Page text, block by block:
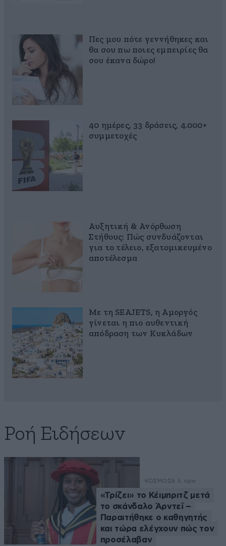
Πες μου πότε γεννήθηκες και
θα σου πω ποιες εμπειρίες θα
σου έκανα δώρο!
40 ημέρες, 33 δράσεις, 4.000+
συμμετοχές
Αυξητική & Ανόρθωση
Στήθους: Πώς συνδυάζονται
για το τέλειο, εξατομικευμένο
αποτέλεσμα
Με τη SEAJETS, η Αμοργός
γίνεται η πιο αυθεντική
απόδραση των Κυκλάδων
Ροή Ειδήσεων
ΚΟΣΜΟΣ6 λ. πριν
«Τρίζει» το Κέιμπριτζ μετά
το σκάνδαλο Άρντεϊ –
Παραιτήθηκε ο καθηγητής
και τώρα ελέγχουν πώς τον
προσέλαβαν